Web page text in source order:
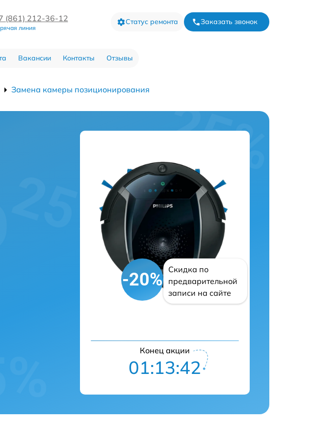
(861) 212-36-12
линия
Статус ремонта Заказать звонок
Вакансии Контакты Отзывы
Замена камеры позиционирования
-20%
Скидка по
предварительной
записи на сайте
Конец акции
01:13:42